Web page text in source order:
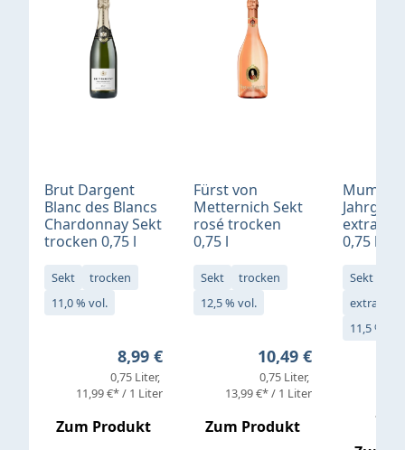
Brut Dargent
Blanc des Blancs
Chardonnay Sekt
trocken 0,75 l
Sekt
trocken
11,0 % vol.
Regulärer Preis:
8,99 €
0,75 Liter
11,99 €* / 1 Liter
Zum Produkt
Fürst von
Metternich Sekt
rosé trocken
0,75 l
Sekt
trocken
12,5 % vol.
Regulärer Preis:
10,49 €
0,75 Liter
13,99 €* / 1 Liter
Zum Produkt
Mumm
extra
0,75 l
Sekt
extra
11,5 % vol.